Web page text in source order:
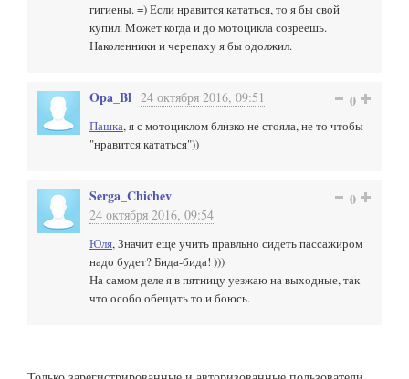
гигиены. =) Если нравится кататься, то я бы свой
купил. Может когда и до мотоцикла созреешь.
Наколенники и черепаху я бы одолжил.
Opa_Bl 24 октября 2016, 09:51 0
Пашка, я с мотоциклом близко не стояла, не то чтобы
"нравится кататься"))
Serga_Chichev
24 октября 2016, 09:54
0
Юля, Значит еще учить правльно сидеть пассажиром
надо будет? Бида-бида! )))
На самом деле я в пятницу уезжаю на выходные, так
что особо обещать то и боюсь.